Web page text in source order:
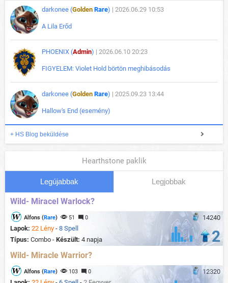
darkonee (Golden Rare) | 2026.06.29 10:53
A Lila Erőd
PHOENIX (Admin) | 2026.06.10 20:23
FIGYELEM: Violet Hold börtön meghibásodás
darkonee (Golden Rare) | 2025.09.23 13:44
Hallow's End (esemény)
+ HS Blog beküldése
Hearthstone paklik
Legújabbak Legjobbak
Wild- Miracel Warlock?
14240
Alfons (Rare) 51 0
Lapok: 22 Lény - 8 Spell
Típus: Combo - Készült: 4 napja 2
Wild- Miracle Warrior?
12320
Alfons (Rare) 103 0